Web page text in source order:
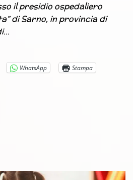
il presidio ospedaliero
di Sarno, in provincia di
WhatsApp Stampa